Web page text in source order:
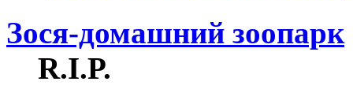
Зося-домашний зоопарк
R.I.P.